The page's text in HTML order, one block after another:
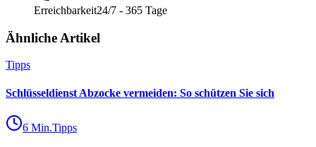
Erreichbarkeit24/7 - 365 Tage
Ähnliche Artikel
Tipps
Schlüsseldienst Abzocke vermeiden: So schützen Sie sich
6 Min.Tipps